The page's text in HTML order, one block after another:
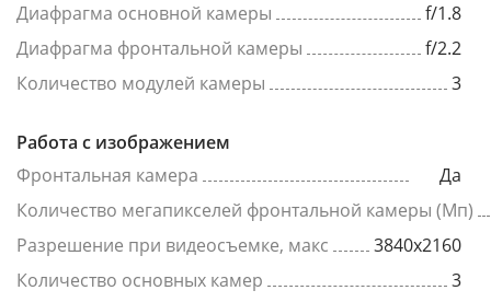
Диафрагма основной камеры
f/1.8
Диафрагма фронтальной камеры
f/2.2
Количество модулей камеры
3
Работа с изображением
Фронтальная камера
Да
Количество мегапикселей фронтальной камеры (Мп)
Разрешение при видеосъемке, макс
3840x2160
Количество основных камер
3